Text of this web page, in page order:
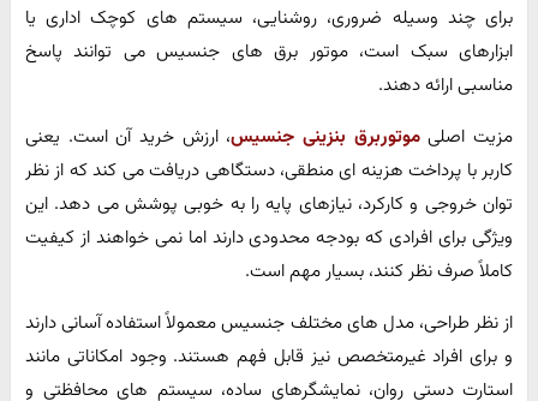
برای چند وسیله ضروری، روشنایی، سیستم های کوچک اداری یا
ابزارهای سبک است، موتور برق های جنسیس می توانند پاسخ
مناسبی ارائه دهند.
مزیت اصلیموتوربرق بنزینی جنسیس، ارزش خرید آن است. یعنی
کاربر با پرداخت هزینه ای منطقی، دستگاهی دریافت می کند که از نظر
توان خروجی و کارکرد، نیازهای پایه را به خوبی پوشش می دهد. این
ویژگی برای افرادی که بودجه محدودی دارند اما نمی خواهند از کیفیت
کاملاً صرف نظر کنند، بسیار مهم است.
از نظر طراحی، مدل های مختلف جنسیس معمولاً استفاده آسانی دارند
و برای افراد غیرمتخصص نیز قابل فهم هستند. وجود امکاناتی مانند
استارت دستی روان، نمایشگرهای ساده، سیستم های محافظتی و